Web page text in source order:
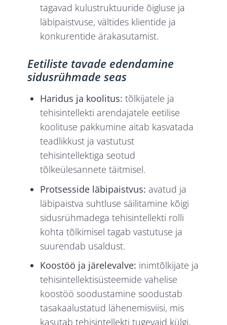
tagavad kulustruktuuride õigluse ja
läbipaistvuse, vältides klientide ja
konkurentide ärakasutamist.
Eetiliste tavade edendamine
sidusrühmade seas
Haridus ja koolitus: tõlkijatele ja
tehisintellekti arendajatele eetilise
koolituse pakkumine aitab kasvatada
teadlikkust ja vastutust
tehisintellektiga seotud
tõlkeülesannete täitmisel.
Protsesside läbipaistvus: avatud ja
läbipaistva suhtluse säilitamine kõigi
sidusrühmadega tehisintellekti rolli
kohta tõlkimisel tagab vastutuse ja
suurendab usaldust.
Koostöö ja järelevalve: inimtõlkijate ja
tehisintellektisüsteemide vahelise
koostöö soodustamine soodustab
tasakaalustatud lähenemisviisi, mis
kasutab tehisintellekti tugevaid külgi,